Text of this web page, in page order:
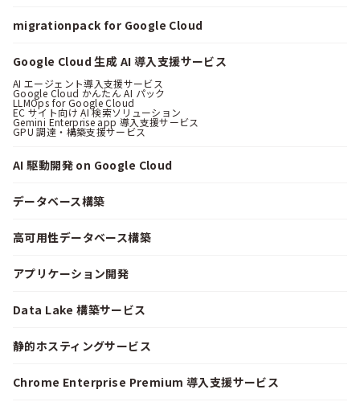
migrationpack for Google Cloud
Google Cloud 生成 AI 導入支援サービス
AI エージェント導入支援サービス
Google Cloud かんたん AI パック
LLMOps for Google Cloud
EC サイト向け AI 検索ソリューション
Gemini Enterprise app 導入支援サービス
GPU 調達・構築支援サービス
AI 駆動開発 on Google Cloud
データベース構築
高可用性データベース構築
アプリケーション開発
Data Lake 構築サービス
静的ホスティングサービス
Chrome Enterprise Premium 導入支援サービス